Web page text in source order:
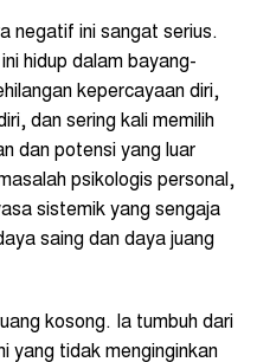
negatif ini sangat serius.
hidup dalam bayang-
kepercayaan diri,
dan sering kali memilih
dan potensi yang luar
psikologis personal,
sistemik yang sengaja
saing dan daya juang
kosong. Ia tumbuh dari
yang tidak menginginkan